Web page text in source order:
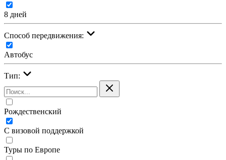
8 дней
Cпособ передвижения:
Автобус
Тип:
Рождественский
С визовой поддержкой
Туры по Европе